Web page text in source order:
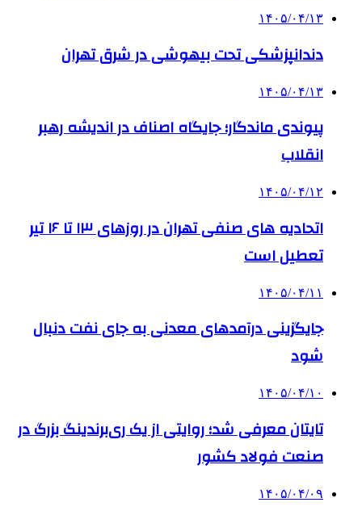
۱۴۰۵/۰۴/۱۳
دندانپزشکی تحت بیهوشی در شرق تهران
۱۴۰۵/۰۴/۱۳
پیوندی ماندگار؛ جایگاه اصناف در اندیشه رهبر
انقلاب
۱۴۰۵/۰۴/۱۲
اتحادیه های صنفی تهران در روزهای ۱۳ تا ۱۶ تیر
تعطیل است
۱۴۰۵/۰۴/۱۱
جایگزینی درآمدهای معدنی به جای نفت دنبال
شود
۱۴۰۵/۰۴/۱۰
تایتان معرفی شد؛ روایتی از یک ری‌برندینگ بزرگ در
صنعت فولاد کشور
۱۴۰۵/۰۴/۰۹